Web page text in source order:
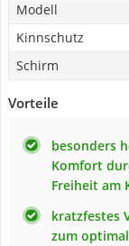
Modell
Kinnschutz
Schirm
Vorteile
besonders
Komfort
Freiheit am
kratzfestes
zum